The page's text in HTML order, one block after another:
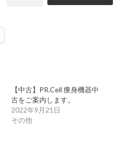
【中古】PR.Cell 痩身機器中
古をご案内します。
2022年9月21日
その他